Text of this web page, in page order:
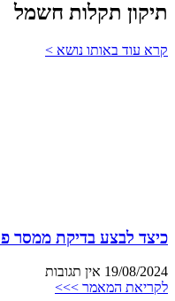
תיקון תקלות חשמל
קרא עוד באותו נושא >
כיצד לבצע בדיקת ממסר
19/08/2024 אין תגובות
לקריאת המאמר >>>